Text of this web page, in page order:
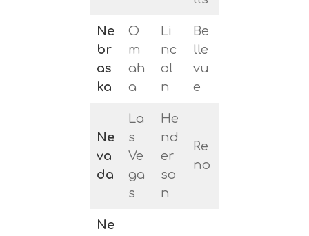
Ne
br
as
ka
O
m
ah
a
Li
nc
ol
n
Be
lle
vu
e
Ne
va
da
La
s
Ve
ga
s
He
nd
er
so
n
Re
no
Ne